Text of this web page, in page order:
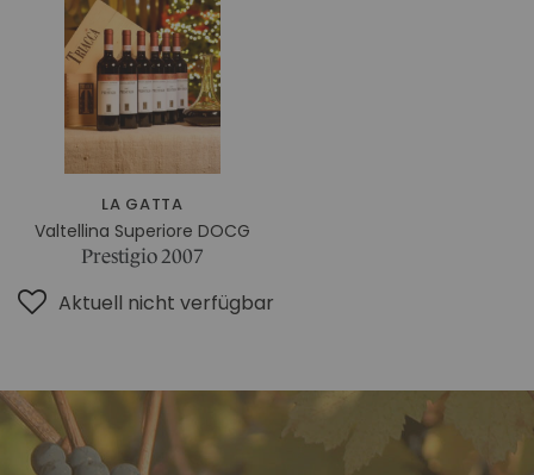
KOSMETIK
ALLE GESCHENKIDEEN
IM CHIANTI CLASSICO
Weingut La Madonnina
ALLE ERLEBNISSE
LA GATTA
Valtellina Superiore DOCG
Prestigio 2007
Aktuell nicht verfügbar